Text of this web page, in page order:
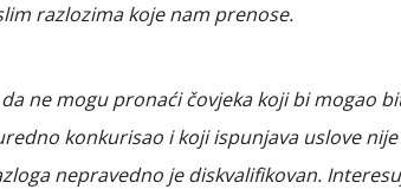
razlozima koje nam prenose.
ne mogu pronaći čovjeka koji bi mogao
konkurisao i koji ispunjava uslove
nepravedno je diskvalifikovan.